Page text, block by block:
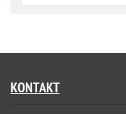
KONTAKT